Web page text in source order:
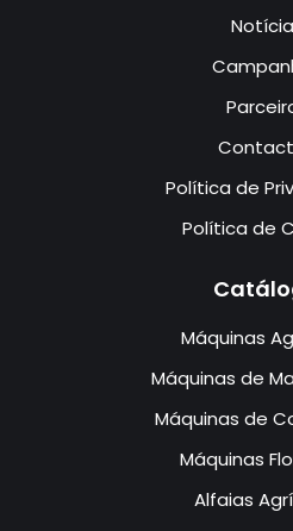
Política de
Política de
Máquinas
Máquinas de
Máquinas de
Máquinas
Alfaias